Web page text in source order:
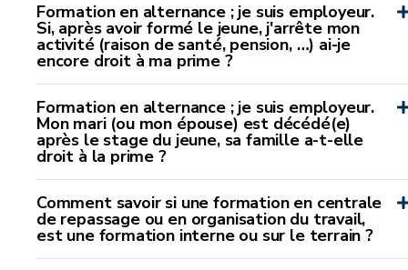
Formation en alternance ; je suis employeur.
Si, après avoir formé le jeune, j'arrête mon
activité (raison de santé, pension, …) ai-je
encore droit à ma prime ?
Formation en alternance ; je suis employeur.
Mon mari (ou mon épouse) est décédé(e)
après le stage du jeune, sa famille a-t-elle
droit à la prime ?
Comment savoir si une formation en centrale
de repassage ou en organisation du travail,
est une formation interne ou sur le terrain ?